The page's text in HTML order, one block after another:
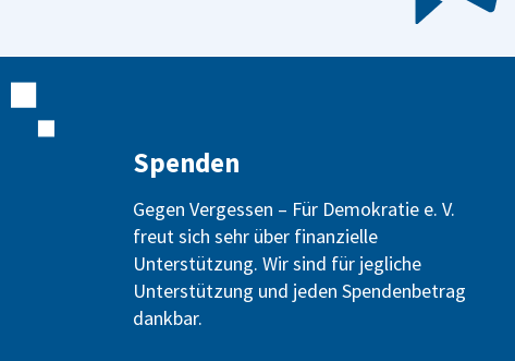
Spenden
Gegen Vergessen – Für Demokratie e. V.
freut sich sehr über finanzielle
Unterstützung. Wir sind für jegliche
Unterstützung und jeden Spendenbetrag
dankbar.